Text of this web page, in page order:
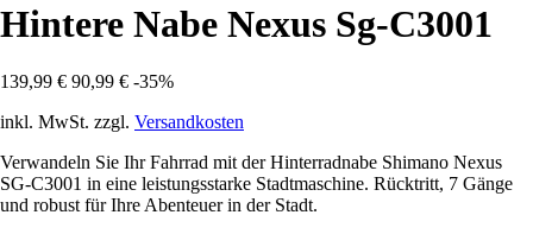
Hintere Nabe Nexus Sg-C3001
139,99 € 90,99 € -35%
inkl. MwSt. zzgl. Versandkosten
Verwandeln Sie Ihr Fahrrad mit der Hinterradnabe Shimano Nexus
SG-C3001 in eine leistungsstarke Stadtmaschine. Rücktritt, 7 Gänge
und robust für Ihre Abenteuer in der Stadt.